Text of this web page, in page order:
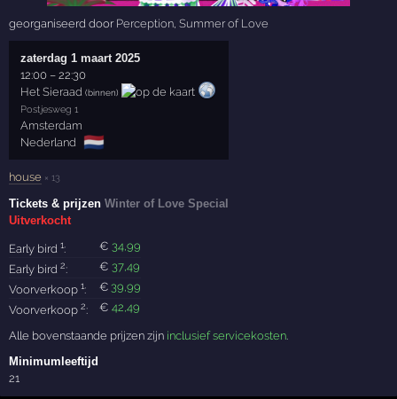
georganiseerd door Perception ,Summer of Love
zaterdag 1 maart 2025
12:00 –22:30
Het Sieraad (binnen)
Postjesweg 1
Amsterdam
Nederland 🇳🇱
house × 13
Tickets & prijzenWinter of Love Special
Uitverkocht
Early bird1: € 34 ,99
Early bird2: € 37 ,49
Voorverkoop1: € 39 ,99
Voorverkoop2: € 42 ,49
Alle bovenstaande prijzen zijn inclusief servicekosten.
Minimumleeftijd
21